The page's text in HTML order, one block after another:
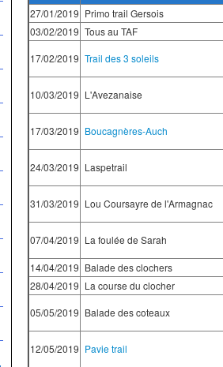
27/01/2019 Primo trail Gersois
03/02/2019 Tous au TAF
17/02/2019 Trail des 3 soleils
10/03/2019 L'Avezanaise
17/03/2019 Boucagnères-Auch
24/03/2019 Laspetrail
31/03/2019 Lou Coursayre de l'Armagnac
07/04/2019 La foulée de Sarah
14/04/2019 Balade des clochers
28/04/2019 La course du clocher
05/05/2019 Balade des coteaux
12/05/2019 Pavie trail